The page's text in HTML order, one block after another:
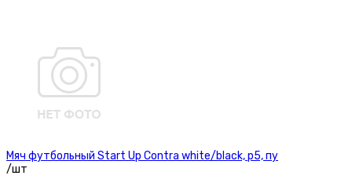
Мяч футбольный Start Up Contra white/black, р5, пу
/шт